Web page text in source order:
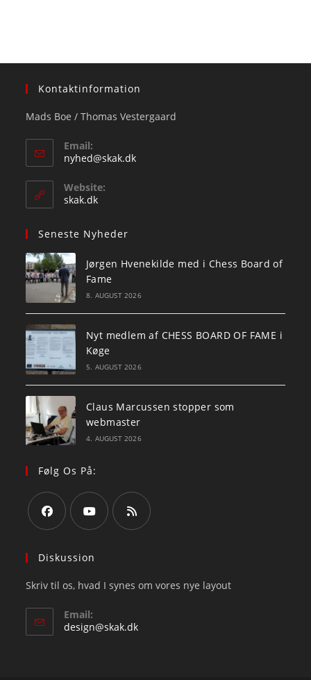
Kontaktinformation
Mads Boe / Thomas Vestergaard
Email:
nyhed@skak.dkOpens
Website:
skak.dk
Seneste Nyheder
Jørgen Hvenekilde med i Chess Board of
Fame
8. AUGUST 2026
Nyt medlem af CHESS BOARD OF FAME i
Køge
5. AUGUST 2026
Claus Marcussen stopper som
webmaster
4. AUGUST 2026
Følg Os På:
in
new
tab
in
new
new
Diskussion
Skriv til os, hvad I synes om vores nye layout
Email:
design@skak.dkOpens